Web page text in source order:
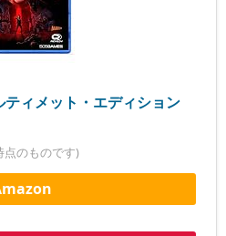
ティメット・エディション
点のものです)